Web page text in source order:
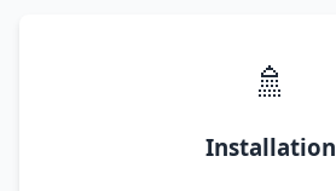
🚿
Installation